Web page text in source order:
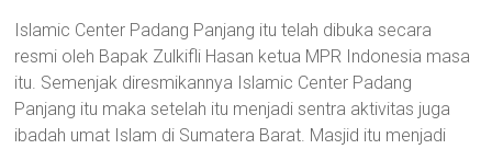
Islamic Center Padang Panjang itu telah dibuka secara
resmi oleh Bapak Zulkifli Hasan ketua MPR Indonesia masa
itu. Semenjak diresmikannya Islamic Center Padang
Panjang itu maka setelah itu menjadi sentra aktivitas juga
ibadah umat Islam di Sumatera Barat. Masjid itu menjadi